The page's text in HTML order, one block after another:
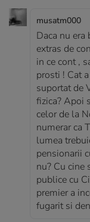
musatm000
Daca nu era
extras de
in ce cont ,
prosti ! Cat
suportat de
fizica? Apoi
celor de la
numerar ca
lumea
pensionarii
nu? Cu cine
publice cu
premier a
fugarit si